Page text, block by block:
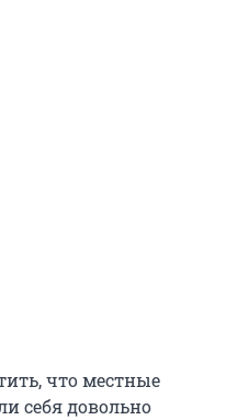
что местные
себя довольно